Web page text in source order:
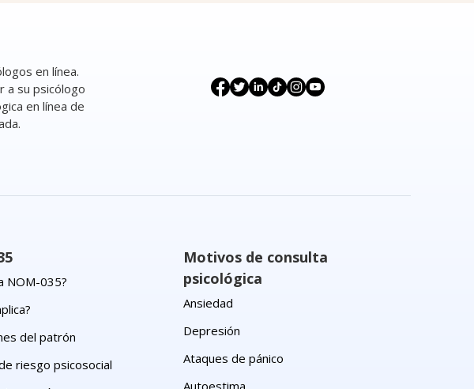
en línea.
a su psicólogo
en línea de
NOM-035?
del patrón
riesgo psicosocial
Motivos de consulta
psicológica
Ansiedad
Depresión
Ataques de pánico
Autoestima